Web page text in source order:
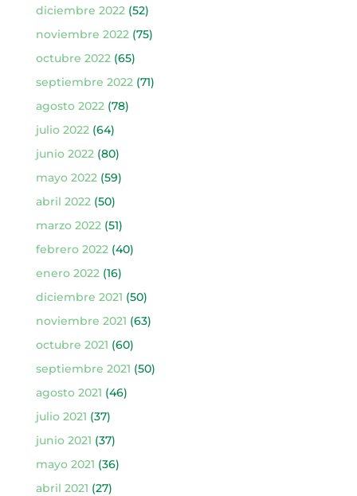
diciembre 2022 (52)
noviembre 2022 (75)
octubre 2022 (65)
septiembre 2022 (71)
agosto 2022 (78)
julio 2022 (64)
junio 2022 (80)
mayo 2022 (59)
abril 2022 (50)
marzo 2022 (51)
febrero 2022 (40)
enero 2022 (16)
diciembre 2021 (50)
noviembre 2021 (63)
octubre 2021 (60)
septiembre 2021 (50)
agosto 2021 (46)
julio 2021 (37)
junio 2021 (37)
mayo 2021 (36)
abril 2021 (27)